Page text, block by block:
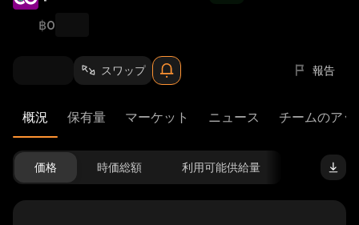
฿0
スワップ 報告
概況 保有量 マーケット ニュース チームのア
価格 時価総額 利用可能供給量